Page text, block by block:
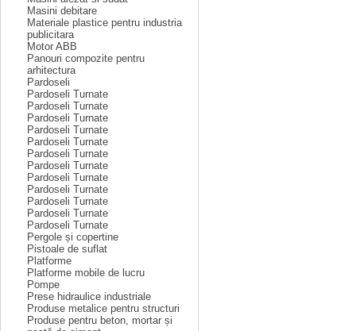
Masini debitare
Materiale plastice pentru industria
publicitara
Motor ABB
Panouri compozite pentru
arhitectura
Pardoseli
Pardoseli Turnate
Pardoseli Turnate
Pardoseli Turnate
Pardoseli Turnate
Pardoseli Turnate
Pardoseli Turnate
Pardoseli Turnate
Pardoseli Turnate
Pardoseli Turnate
Pardoseli Turnate
Pardoseli Turnate
Pardoseli Turnate
Pergole și copertine
Pistoale de suflat
Platforme
Platforme mobile de lucru
Pompe
Prese hidraulice industriale
Produse metalice pentru structuri
Produse pentru beton, mortar și